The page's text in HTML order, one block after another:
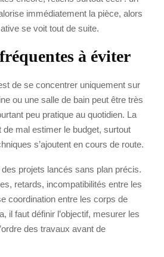
immédiatement la pièce, alors
se voit tout de suite.
à éviter
de se concentrer uniquement sur
ou une salle de bain peut être très
peu pratique au quotidien. La
de mal estimer le budget, surtout
s’ajoutent en cours de route.
projets lancés sans plan précis.
retards, incompatibilités entre les
coordination entre les corps de
il faut définir l’objectif, mesurer les
des travaux avant de